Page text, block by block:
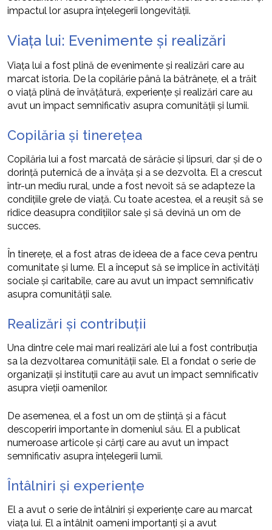
impactul lor asupra înțelegerii longevității.
Viața lui: Evenimente și realizări
Viața lui a fost plină de evenimente și realizări care au
marcat istoria. De la copilărie până la bătrânețe, el a trăit
o viață plină de învățătură, experiențe și realizări care au
avut un impact semnificativ asupra comunității și lumii.
Copilăria și tinerețea
Copilăria lui a fost marcată de sărăcie și lipsuri, dar și de o
dorință puternică de a învăța și a se dezvolta. El a crescut
într-un mediu rural, unde a fost nevoit să se adapteze la
condițiile grele de viață. Cu toate acestea, el a reușit să se
ridice deasupra condițiilor sale și să devină un om de
succes.
În tinerețe, el a fost atras de ideea de a face ceva pentru
comunitate și lume. El a început să se implice în activități
sociale și caritabile, care au avut un impact semnificativ
asupra comunității sale.
Realizări și contribuții
Una dintre cele mai mari realizări ale lui a fost contribuția
sa la dezvoltarea comunității sale. El a fondat o serie de
organizații și instituții care au avut un impact semnificativ
asupra vieții oamenilor.
De asemenea, el a fost un om de știință și a făcut
descoperiri importante în domeniul său. El a publicat
numeroase articole și cărți care au avut un impact
semnificativ asupra înțelegerii lumii.
Întâlniri și experiențe
El a avut o serie de întâlniri și experiențe care au marcat
viața lui. El a întâlnit oameni importanți și a avut